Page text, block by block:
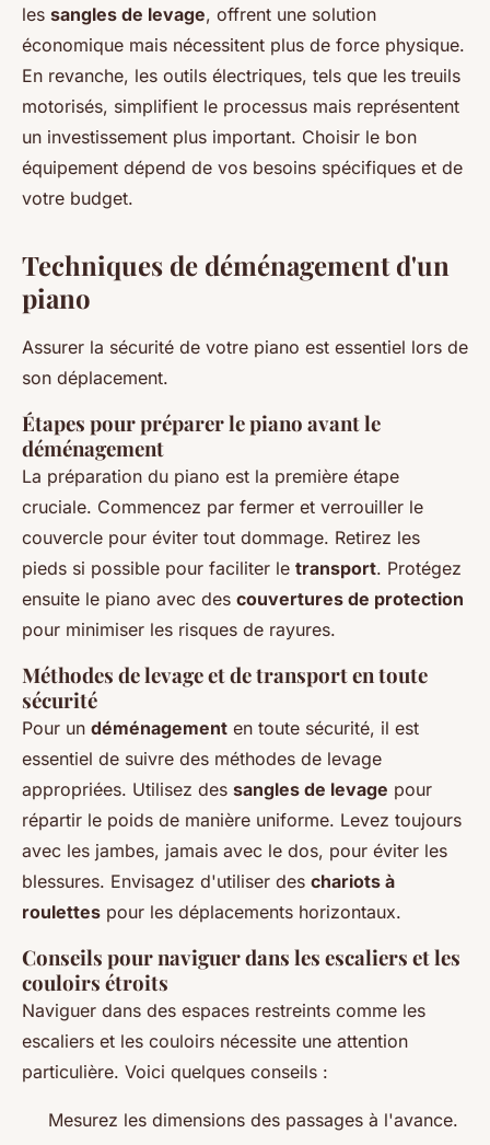
les sangles de levage, offrent une solution
économique mais nécessitent plus de force physique.
En revanche, les outils électriques, tels que les treuils
motorisés, simplifient le processus mais représentent
un investissement plus important. Choisir le bon
équipement dépend de vos besoins spécifiques et de
votre budget.
Techniques de déménagement d'un
piano
Assurer la sécurité de votre piano est essentiel lors de
son déplacement.
Étapes pour préparer le piano avant le
déménagement
La préparation du piano est la première étape
cruciale. Commencez par fermer et verrouiller le
couvercle pour éviter tout dommage. Retirez les
pieds si possible pour faciliter le transport. Protégez
ensuite le piano avec des couvertures de protection
pour minimiser les risques de rayures.
Méthodes de levage et de transport en toute
sécurité
Pour un déménagement en toute sécurité, il est
essentiel de suivre des méthodes de levage
appropriées. Utilisez des sangles de levage pour
répartir le poids de manière uniforme. Levez toujours
avec les jambes, jamais avec le dos, pour éviter les
blessures. Envisagez d'utiliser des chariots à
roulettes pour les déplacements horizontaux.
Conseils pour naviguer dans les escaliers et les
couloirs étroits
Naviguer dans des espaces restreints comme les
escaliers et les couloirs nécessite une attention
particulière. Voici quelques conseils :
Mesurez les dimensions des passages à l'avance.